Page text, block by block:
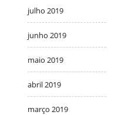
julho 2019
junho 2019
maio 2019
abril 2019
março 2019